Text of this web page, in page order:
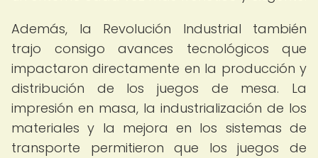
Además, la Revolución Industrial también
trajo consigo avances tecnológicos que
impactaron directamente en la producción y
distribución de los juegos de mesa. La
impresión en masa, la industrialización de los
materiales y la mejora en los sistemas de
transporte permitieron que los juegos de